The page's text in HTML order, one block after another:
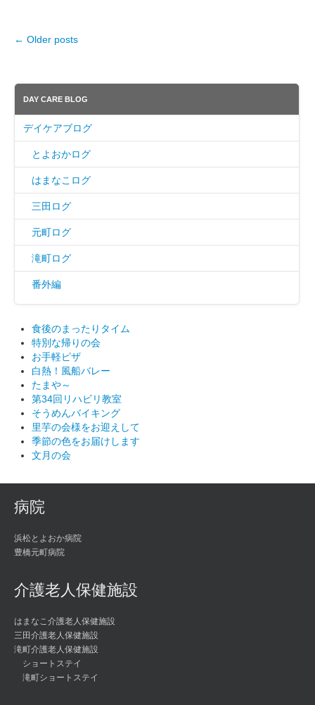
Post navigation
← Older posts
DAY CARE BLOG
デイケアブログ
とよおかログ
はまなこログ
三田ログ
元町ログ
滝町ログ
番外編
食後のまったりタイム
特別な帰りの会
お手軽ピザ
白熱！風船バレー
たまや～
第34回リハビリ教室
そうめんバイキング
里芋の会様をお迎えして
季節の色をお届けします
文月の会
病院
浜松とよおか病院
豊橋元町病院
介護老人保健施設
はまなこ介護老人保健施設
三田介護老人保健施設
滝町介護老人保健施設
ショートステイ
滝町ショートステイ